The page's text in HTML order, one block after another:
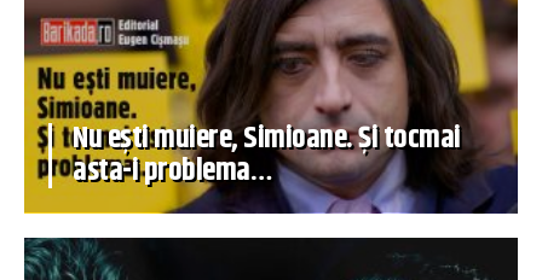
Nu ești muiere, Simioane. Și tocmai
asta-i problema…